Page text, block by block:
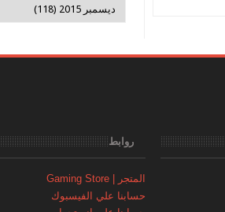
روابط
المتجر | Gaming Store
حسابنا علي الفيسبوك